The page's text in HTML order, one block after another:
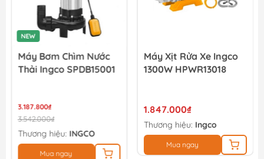
NEW
Máy Bơm Chìm Nước
Thải Ingco SPDB15001
3.187.800₫
3.542.000₫
Thương hiệu: INGCO
Mua ngay
Máy Xịt Rửa Xe Ingco
1300W HPWR13018
1.847.000₫
Thương hiệu: Ingco
Mua ngay